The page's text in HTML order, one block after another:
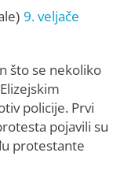
9. veljače
što se nekoliko
policije. Prvi
pojavili su
protestante